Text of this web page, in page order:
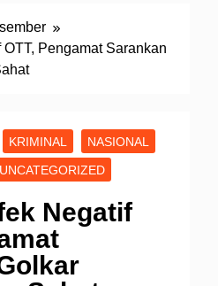
Pengamat Sarankan
KRIMINAL
NASIONAL
UNCATEGORIZED
Negatif